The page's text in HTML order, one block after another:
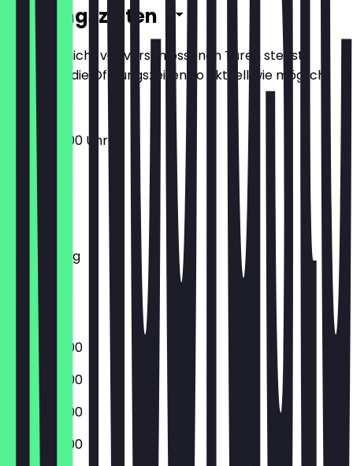
Öffnungszeiten
Damit du nicht vor verschlossenen Türen stehst,
halten wir die Öffnungszeiten so aktuell wie möglich.
05:00 - 21:00 Uhr
Montag
Dienstag
Mittwoch
Donnerstag
Freitag
Samstag
Sonntag
05:00 - 21:00
05:00 - 21:00
05:00 - 21:00
05:00 - 21:00